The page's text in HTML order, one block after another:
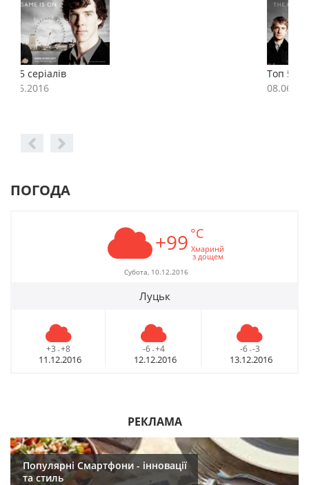
Топ 5 серіалів
08.06.2016
ПОГОДА
+99 °C
Хмаринй
з дощем
Субота, 10.12.2016
Луцьк
+3 - +8
11.12.2016
-6 - +4
12.12.2016
-6 - -3
13.12.2016
РЕКЛАМА
Популярні Смартфони - інновації
та стиль